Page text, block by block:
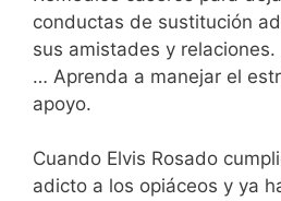
conductas de sustitución
sus amistades y
… Aprenda a manejar el
apoyo.
Cuando Elvis Rosado
adicto a los opiáceos y ya